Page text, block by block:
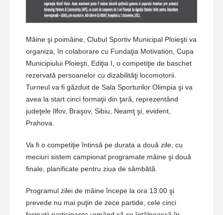
Mâine şi poimâine, Clubul Sportiv Municipal Ploieşti va
organiza, în colaborare cu Fundaţia Motivation, Cupa
Municipiului Ploieşti, Ediţia I, o competiţie de baschet
rezervată persoanelor cu dizabilităţi locomotorii.
Turneul va fi găzduit de Sala Sporturilor Olimpia şi va
avea la start cinci formaţii din ţară, reprezentând
judeţele Ilfov, Braşov, Sibiu, Neamţ şi, evident,
Prahova.
Va fi o competiţie întinsă pe durata a două zile, cu
meciuri sistem campionat programate mâine şi două
finale, planificate pentru ziua de sâmbătă.
Programul zilei de mâine începe la ora 13.00 şi
prevede nu mai puţin de zece partide, cele cinci